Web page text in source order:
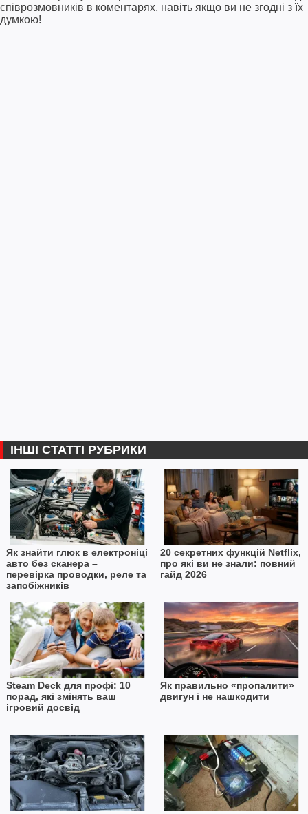
співрозмовників в коментарях, навіть якщо ви не згодні з їх
думкою!
ІНШІ СТАТТІ РУБРИКИ
Як знайти глюк в електроніці
авто без сканера –
перевірка проводки, реле та
запобіжників
20 секретних функцій Netflix,
про які ви не знали: повний
гайд 2026
Steam Deck для профі: 10
порад, які змінять ваш
ігровий досвід
Як правильно «пропалити»
двигун і не нашкодити